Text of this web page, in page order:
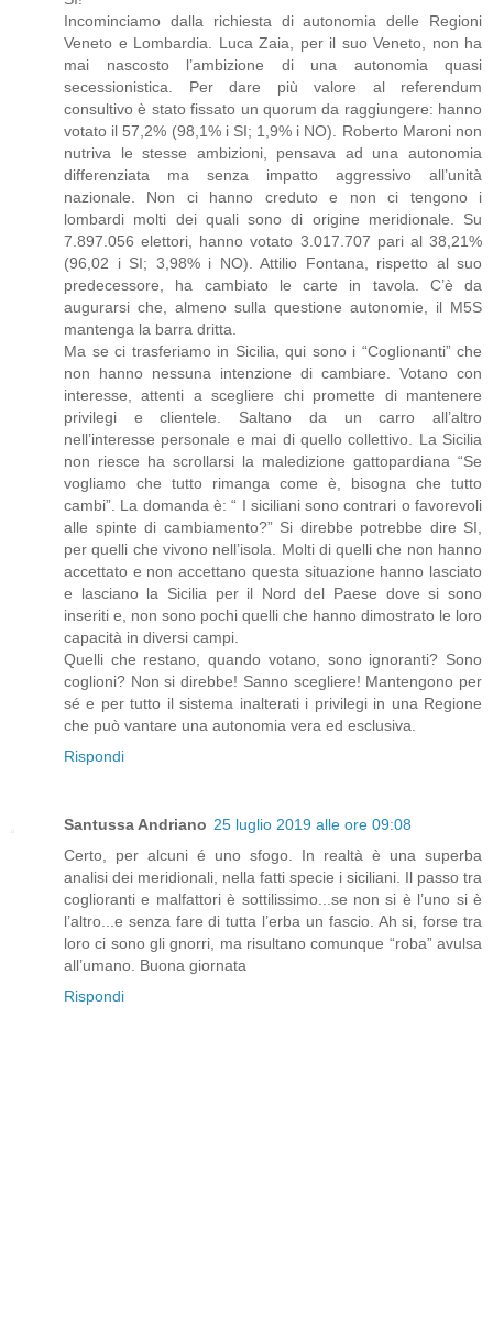
Incominciamo dalla richiesta di autonomia delle Regioni
Veneto e Lombardia. Luca Zaia, per il suo Veneto, non ha
mai nascosto l’ambizione di una autonomia quasi
secessionistica. Per dare più valore al referendum
consultivo è stato fissato un quorum da raggiungere: hanno
votato il 57,2% (98,1% i SI; 1,9% i NO). Roberto Maroni non
nutriva le stesse ambizioni, pensava ad una autonomia
differenziata ma senza impatto aggressivo all’unità
nazionale. Non ci hanno creduto e non ci tengono i
lombardi molti dei quali sono di origine meridionale. Su
7.897.056 elettori, hanno votato 3.017.707 pari al 38,21%
(96,02 i SI; 3,98% i NO). Attilio Fontana, rispetto al suo
predecessore, ha cambiato le carte in tavola. C’è da
augurarsi che, almeno sulla questione autonomie, il M5S
mantenga la barra dritta.
Ma se ci trasferiamo in Sicilia, qui sono i “Coglionanti” che
non hanno nessuna intenzione di cambiare. Votano con
interesse, attenti a scegliere chi promette di mantenere
privilegi e clientele. Saltano da un carro all’altro
nell’interesse personale e mai di quello collettivo. La Sicilia
non riesce ha scrollarsi la maledizione gattopardiana “Se
vogliamo che tutto rimanga come è, bisogna che tutto
cambi”. La domanda è: “ I siciliani sono contrari o favorevoli
alle spinte di cambiamento?” Si direbbe potrebbe dire SI,
per quelli che vivono nell’isola. Molti di quelli che non hanno
accettato e non accettano questa situazione hanno lasciato
e lasciano la Sicilia per il Nord del Paese dove si sono
inseriti e, non sono pochi quelli che hanno dimostrato le loro
capacità in diversi campi.
Quelli che restano, quando votano, sono ignoranti? Sono
coglioni? Non si direbbe! Sanno scegliere! Mantengono per
sé e per tutto il sistema inalterati i privilegi in una Regione
che può vantare una autonomia vera ed esclusiva.
Rispondi
Santussa Andriano 25 luglio 2019 alle ore 09:08
Certo, per alcuni é uno sfogo. In realtà è una superba
analisi dei meridionali, nella fatti specie i siciliani. Il passo tra
coglioranti e malfattori è sottilissimo...se non si è l’uno si è
l’altro...e senza fare di tutta l’erba un fascio. Ah si, forse tra
loro ci sono gli gnorri, ma risultano comunque “roba” avulsa
all’umano. Buona giornata
Rispondi